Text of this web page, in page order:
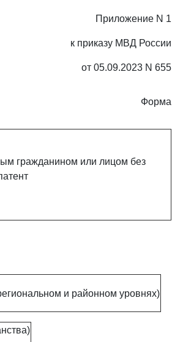
Приложение N 1
к приказу МВД России
от 05.09.2023 N 655
Форма
гражданином или лицом без
и районном уровнях)